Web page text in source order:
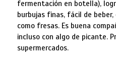
fermentación en botella),
burbujas finas, fácil de
como fresas. Es buena
incluso con algo de picante.
supermercados.